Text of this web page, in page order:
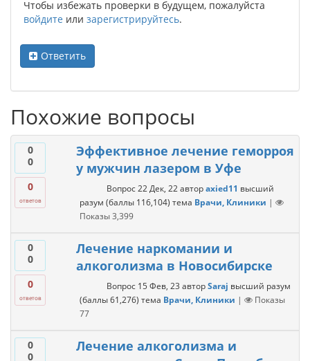
Чтобы избежать проверки в будущем, пожалуйста
войдите или зарегистрируйтесь.
Ответить
Похожие вопросы
0
0
0
ответов
Эффективное лечение геморроя
у мужчин лазером в Уфе
Вопрос 22 Дек, 22 авторaxied11 высший
разум (баллы 116,104) тема Врачи, Клиники |
Показы3,399
0
0
0
ответов
Лечение наркомании и
алкоголизма в Новосибирске
Вопрос 15 Фев, 23 авторSaraj высший разум
(баллы61,276) тема Врачи, Клиники |
Показы
77
0
0
Лечение алкоголизма и